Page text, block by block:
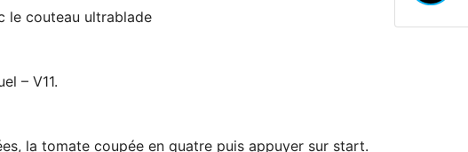
le couteau ultrablade
– V11.
la tomate coupée en quatre puis appuyer sur start.